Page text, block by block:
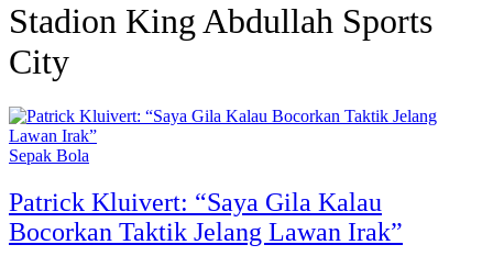
Stadion King Abdullah Sports
City
Sepak Bola
Patrick Kluivert: “Saya Gila Kalau
Bocorkan Taktik Jelang Lawan Irak”